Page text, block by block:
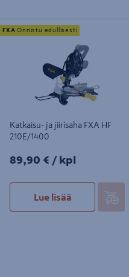
Katkaisu- ja jiirisaha FXA HF
210E/1400
Katkaisu- ja jiirisaha FXA HF
210E/1400
89,90€/kpl
89,90 € / kpl
Lue lisää
FXA Onnistu edullisesti